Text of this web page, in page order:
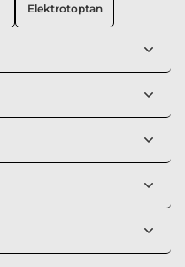
Elektrotoptan